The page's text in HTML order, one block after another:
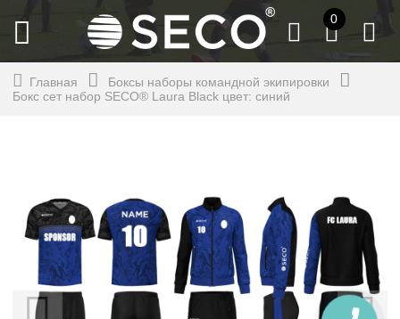
0
Главная
Боксы наборы командной экипировки
Бокс сет набор SECO® Laura Black цвет: синий